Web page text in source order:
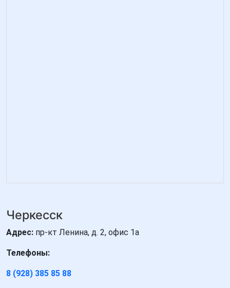
Черкесск
Адрес: пр-кт Ленина, д. 2, офис 1а
Телефоны:
8 (928) 385 85 88